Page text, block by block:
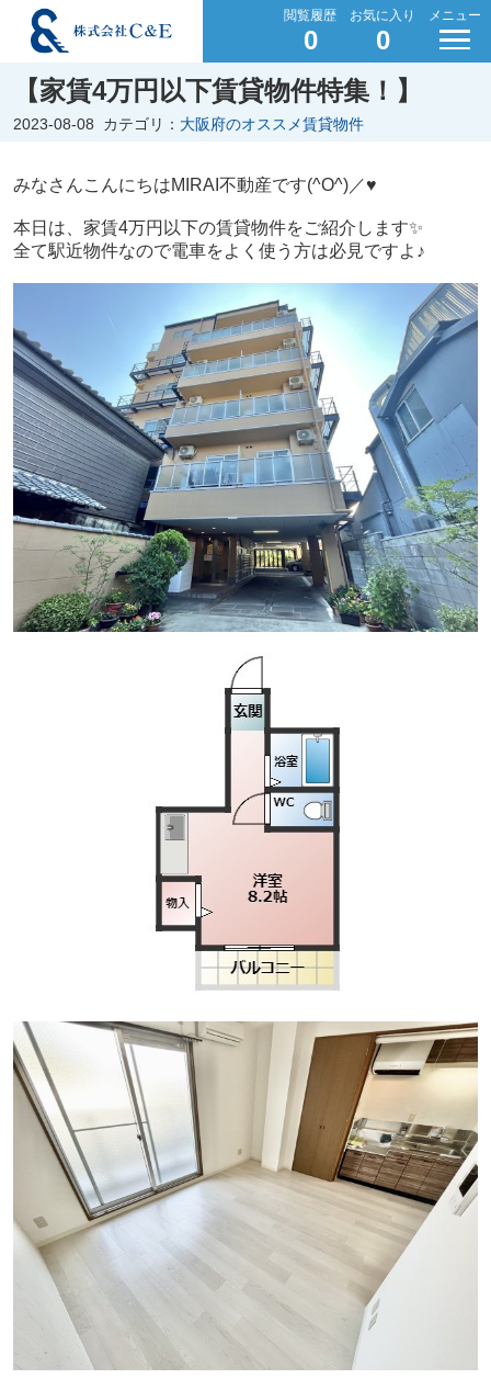
閲覧履歴
0
お気に入り
0
メニュー
【家賃4万円以下賃貸物件特集！】
2023-08-08 カテゴリ： 大阪府のオススメ賃貸物件
みなさんこんにちはMIRAI不動産です(^O^)／♥
本日は、家賃4万円以下の賃貸物件をご紹介します✨
全て駅近物件なので電車をよく使う方は必見ですよ♪